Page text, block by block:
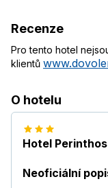
Recenze
Pro tento hotel
klientů
O hotelu
Hotel Perinthos
Neoficiální